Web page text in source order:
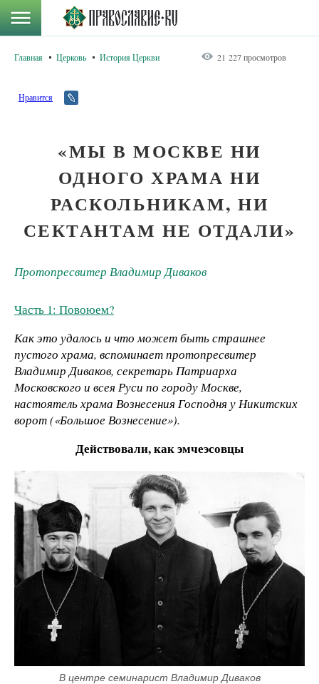
Главная Церковь История Церкви 21 227 просмотров
Нравится
«МЫ В МОСКВЕ НИ
ОДНОГО ХРАМА НИ
РАСКОЛЬНИКАМ, НИ
СЕКТАНТАМ НЕ ОТДАЛИ»
Протопресвитер Владимир Диваков
Часть 1: Повоюем?
Как это удалось и что может быть страшнее
пустого храма, вспоминает протопресвитер
Владимир Диваков, секретарь Патриарха
Московского и всея Руси по городу Москве,
настоятель храма Вознесения Господня у Никитских
ворот («Большое Вознесение»).
Действовали, как эмчеэсовцы
В центре семинарист Владимир Диваков